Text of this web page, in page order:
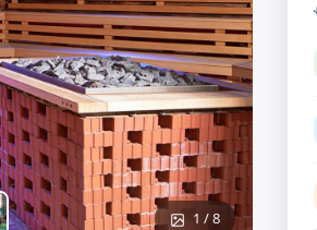
1 / 8